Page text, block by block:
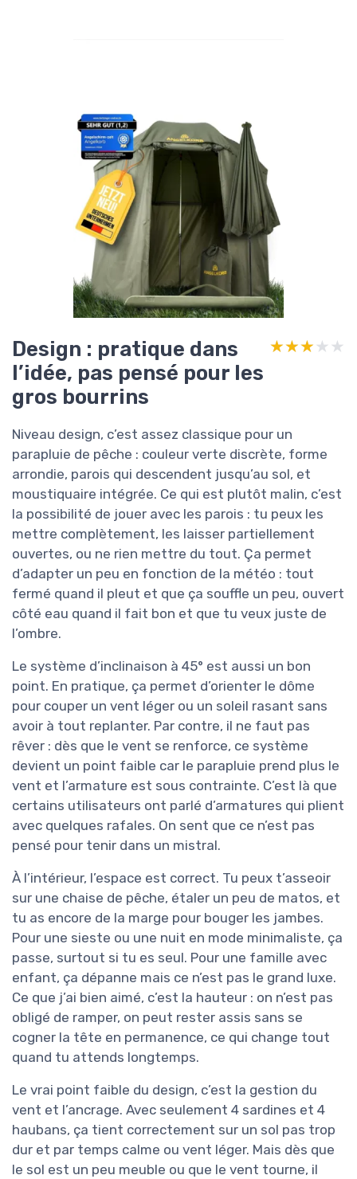
Design : pratique dans
l’idée, pas pensé pour les
gros bourrins
★★★★★
★★★★★
Niveau design, c’est assez classique pour un
parapluie de pêche : couleur verte discrète, forme
arrondie, parois qui descendent jusqu’au sol, et
moustiquaire intégrée. Ce qui est plutôt malin, c’est
la possibilité de jouer avec les parois : tu peux les
mettre complètement, les laisser partiellement
ouvertes, ou ne rien mettre du tout. Ça permet
d’adapter un peu en fonction de la météo : tout
fermé quand il pleut et que ça souffle un peu, ouvert
côté eau quand il fait bon et que tu veux juste de
l’ombre.
Le système d’inclinaison à 45° est aussi un bon
point. En pratique, ça permet d’orienter le dôme
pour couper un vent léger ou un soleil rasant sans
avoir à tout replanter. Par contre, il ne faut pas
rêver : dès que le vent se renforce, ce système
devient un point faible car le parapluie prend plus le
vent et l’armature est sous contrainte. C’est là que
certains utilisateurs ont parlé d’armatures qui plient
avec quelques rafales. On sent que ce n’est pas
pensé pour tenir dans un mistral.
À l’intérieur, l’espace est correct. Tu peux t’asseoir
sur une chaise de pêche, étaler un peu de matos, et
tu as encore de la marge pour bouger les jambes.
Pour une sieste ou une nuit en mode minimaliste, ça
passe, surtout si tu es seul. Pour une famille avec
enfant, ça dépanne mais ce n’est pas le grand luxe.
Ce que j’ai bien aimé, c’est la hauteur : on n’est pas
obligé de ramper, on peut rester assis sans se
cogner la tête en permanence, ce qui change tout
quand tu attends longtemps.
Le vrai point faible du design, c’est la gestion du
vent et l’ancrage. Avec seulement 4 sardines et 4
haubans, ça tient correctement sur un sol pas trop
dur et par temps calme ou vent léger. Mais dès que
le sol est un peu meuble ou que le vent tourne, il